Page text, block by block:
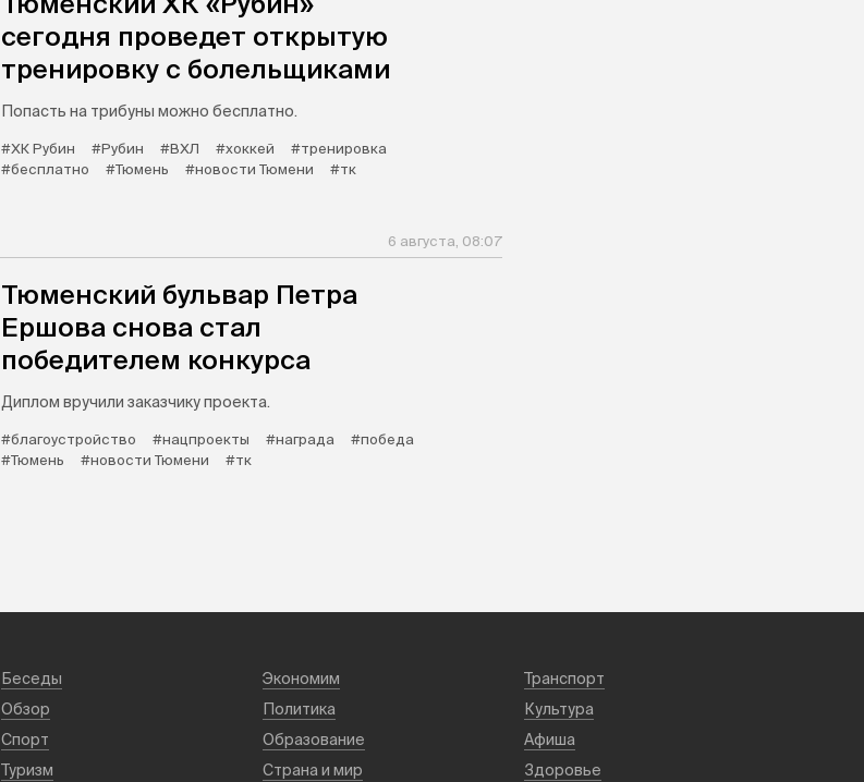
сегодня проведет открытую
тренировку с болельщиками
Попасть на трибуны можно бесплатно.
#ХК Рубин #Рубин #ВХЛ #хоккей
#тренировка
#бесплатно
#Тюмень #новости Тюмени #тк
6 августа, 08:07
Тюменский бульвар Петра
Ершова снова стал
победителем конкурса
Диплом вручили заказчику проекта.
#благоустройство #нацпроекты #награда
#победа
#Тюмень
#новости Тюмени #тк
Беседы Экономим
Транспорт
Обзор Политика
Культура
Спорт Образование
Афиша
Туризм Страна и мир
Здоровье